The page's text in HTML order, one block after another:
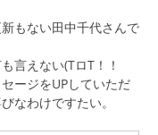
もない田中千代さんで
言えない(TロT！！
ージをUPしていただ
なわけですたい。